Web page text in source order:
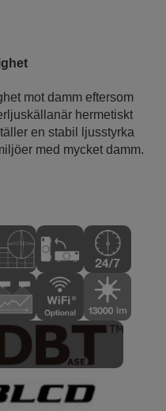
mot damm eftersom
hermetiskt
en stabil ljusstyrka
med mycket damm.